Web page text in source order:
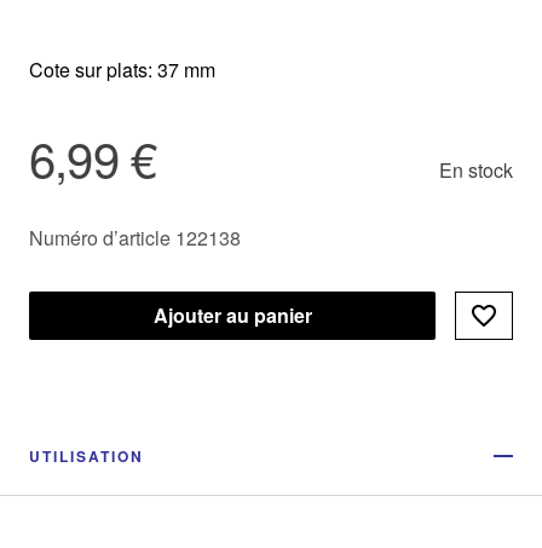
Cote sur plats: 37 mm
6,99 € En stock
Numéro d’article 122138
Ajouter au panier
UTILISATION